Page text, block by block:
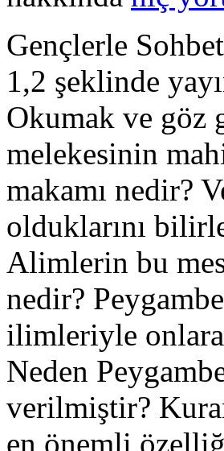
Gençlerle
1,2 şeklinde
Okumak ve göz
melekesinin
makamı nedir?
olduklarını
Alimlerin bu
nedir?
ilimleriyle
Neden
verilmiştir?
en önemli